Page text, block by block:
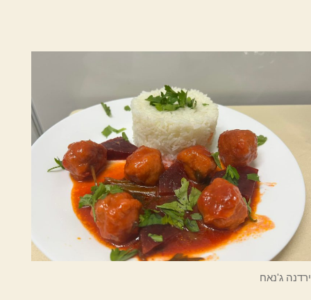
ירדנה ג'נאח